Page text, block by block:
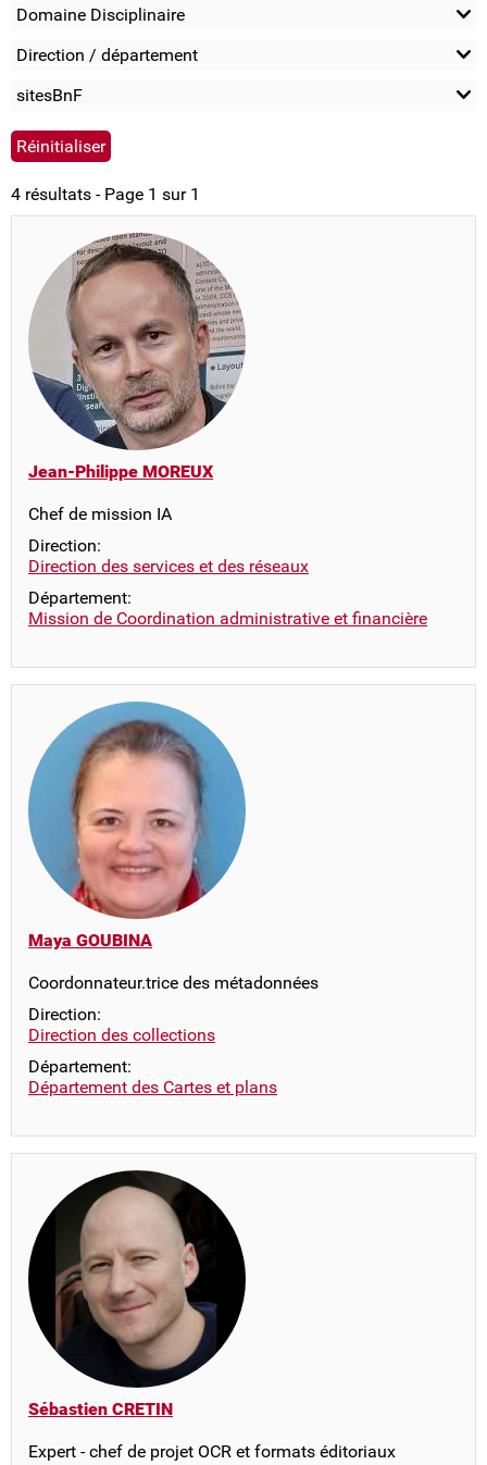
Domaine Disciplinaire
Direction / département
sitesBnF
4 résultats - Page 1 sur 1
Jean-Philippe MOREUX
Chef de mission IA
Direction:
Direction des services et des réseaux
Département:
Mission de Coordination administrative et financière
Maya GOUBINA
Coordonnateur.trice des métadonnées
Direction:
Direction des collections
Département:
Département des Cartes et plans
Sébastien CRETIN
Expert - chef de projet OCR et formats éditoriaux